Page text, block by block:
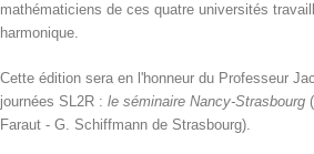
mathématiciens de ces quatre universités
harmonique.
Cette édition sera en l'honneur du Professeur
journées SL2R : le séminaire Nancy-Strasbourg
Faraut - G. Schiffmann de Strasbourg).